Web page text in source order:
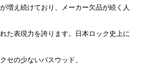
増え続けており、メーカー欠品が続く人
た表現力を誇ります。日本ロック史上に
セの少ないバスウッド、